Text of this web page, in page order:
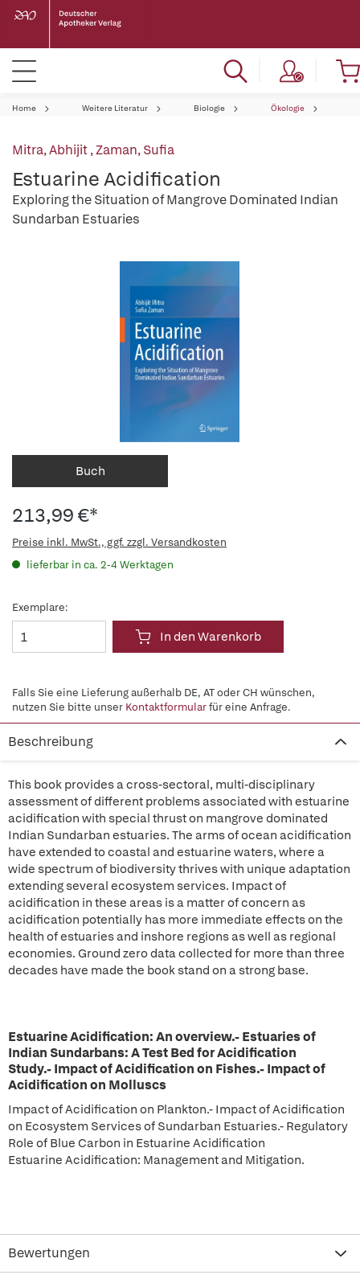
Home Weitere Literatur Biologie Ökologie
Mitra, Abhijit,Zaman, Sufia
Estuarine Acidification
Exploring the Situation of Mangrove Dominated Indian
Sundarban Estuaries
Buch
213,99 €*
Preise inkl. MwSt., ggf. zzgl. Versandkosten
lieferbar in ca. 2-4 Werktagen
Exemplare:
In den Warenkorb
Falls Sie eine Lieferung außerhalb DE, AT oder CH wünschen,
nutzen Sie bitte unser Kontaktformularfür eine Anfrage.
Beschreibung
This book provides a cross-sectoral, multi-disciplinary
assessment of different problems associated with estuarine
acidification with special thrust on mangrove dominated
Indian Sundarban estuaries. The arms of ocean acidification
have extended to coastal and estuarine waters, where a
wide spectrum of biodiversity thrives with unique adaptation
extending several ecosystem services. Impact of
acidification in these areas is a matter of concern as
acidification potentially has more immediate effects on the
health of estuaries and inshore regions as well as regional
economies. Ground zero data collected for more than three
decades have made the book stand on a strong base.
Estuarine Acidification: An overview.- Estuaries of
Indian Sundarbans: A Test Bed for Acidification
Study.- Impact of Acidification on Fishes.- Impact of
Acidification on Molluscs
Impact of Acidification on Plankton.- Impact of Acidification
on Ecosystem Services of Sundarban Estuaries.- Regulatory
Role of Blue Carbon in Estuarine Acidification
Estuarine Acidification: Management and Mitigation.
Bewertungen